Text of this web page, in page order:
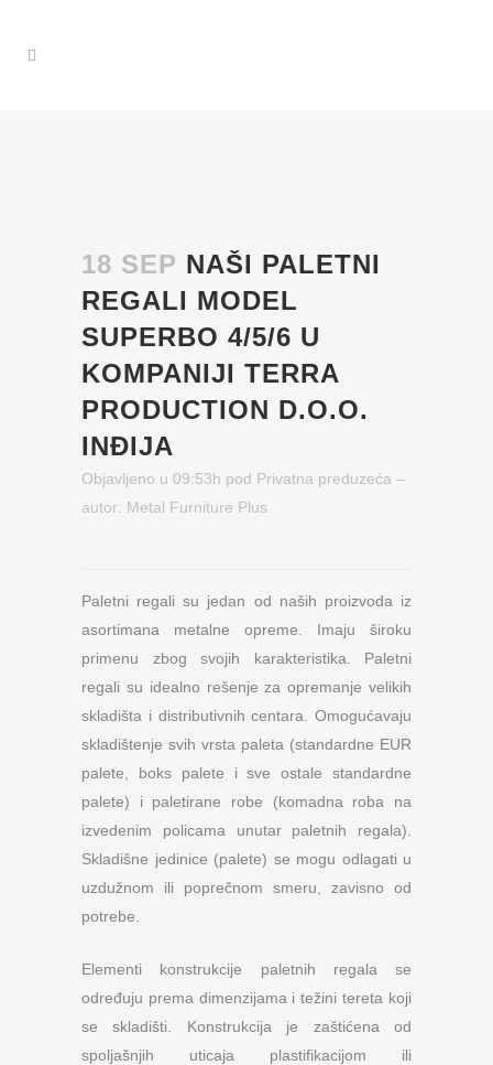
18 SEP NAŠI PALETNI
REGALI MODEL
SUPERBO 4/5/6 U
KOMPANIJI TERRA
PRODUCTION D.O.O.
INĐIJA
Objavljeno u 09:53h pod Privatna preduzeća –
autor: Metal Furniture Plus
Paletni regali su jedan od naših proizvoda iz
asortimana metalne opreme. Imaju široku
primenu zbog svojih karakteristika. Paletni
regali su idealno rešenje za opremanje velikih
skladišta i distributivnih centara. Omogućavaju
skladištenje svih vrsta paleta (standardne EUR
palete, boks palete i sve ostale standardne
palete) i paletirane robe (komadna roba na
izvedenim policama unutar paletnih regala).
Skladišne jedinice (palete) se mogu odlagati u
uzdužnom ili poprečnom smeru, zavisno od
potrebe.
Elementi konstrukcije paletnih regala se
određuju prema dimenzijama i težini tereta koji
se skladišti. Konstrukcija je zaštićena od
spoljašnjih uticaja plastifikacijom ili